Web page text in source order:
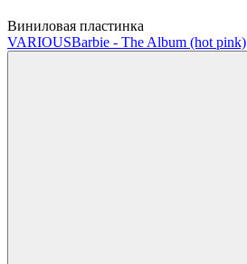
Виниловая пластинка
VARIOUSBarbie - The Album (hot pink)